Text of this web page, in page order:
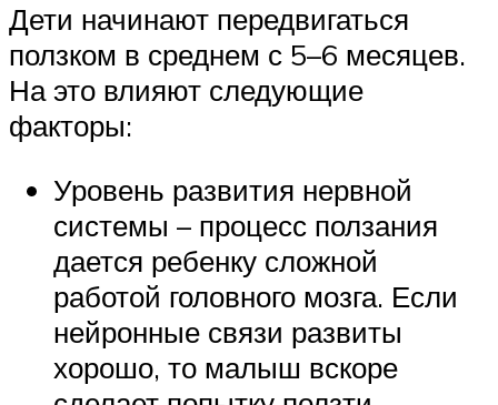
Дети начинают передвигаться
ползком в среднем с 5–6 месяцев.
На это влияют следующие
факторы:
Уровень развития нервной
системы – процесс ползания
дается ребенку сложной
работой головного мозга. Если
нейронные связи развиты
хорошо, то малыш вскоре